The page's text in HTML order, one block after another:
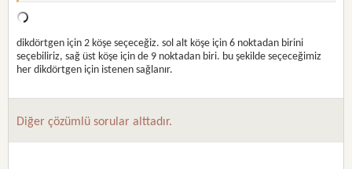
dikdörtgen için 2 köşe seçeceğiz. sol alt köşe için 6 noktadan birini
seçebiliriz, sağ üst köşe için de 9 noktadan biri. bu şekilde seçeceğimiz
her dikdörtgen için istenen sağlanır.
Diğer çözümlü sorular alttadır.